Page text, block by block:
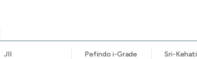
JII
Pefindo i-Grade
Sri-Kehati